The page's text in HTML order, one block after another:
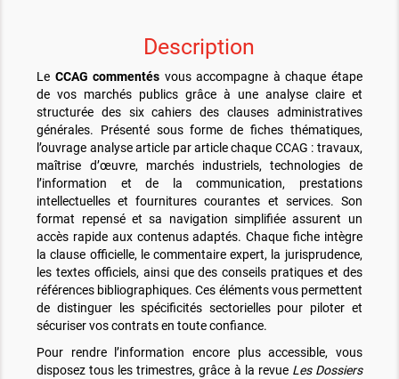
Description
Le CCAG commentés vous accompagne à chaque étape
de vos marchés publics grâce à une analyse claire et
structurée des six cahiers des clauses administratives
générales. Présenté sous forme de fiches thématiques,
l’ouvrage analyse article par article chaque CCAG : travaux,
maîtrise d’œuvre, marchés industriels, technologies de
l’information et de la communication, prestations
intellectuelles et fournitures courantes et services. Son
format repensé et sa navigation simplifiée assurent un
accès rapide aux contenus adaptés. Chaque fiche intègre
la clause officielle, le commentaire expert, la jurisprudence,
les textes officiels, ainsi que des conseils pratiques et des
références bibliographiques. Ces éléments vous permettent
de distinguer les spécificités sectorielles pour piloter et
sécuriser vos contrats en toute confiance.
Pour rendre l’information encore plus accessible, vous
disposez tous les trimestres, grâce à la revueLes Dossiers